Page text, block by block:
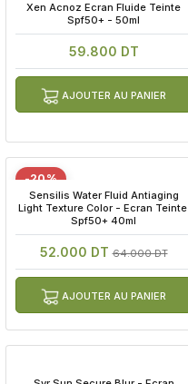
Xen Acnoz Ecran Fluide Teinte
Spf50+ - 50ml
59.800 DT
AJOUTER AU PANIER
-20%
Sensilis Water Fluid Antiaging
Light Texture Color - Ecran Teinte
Spf50+ 40ml
52.000 DT64.000 DT
AJOUTER AU PANIER